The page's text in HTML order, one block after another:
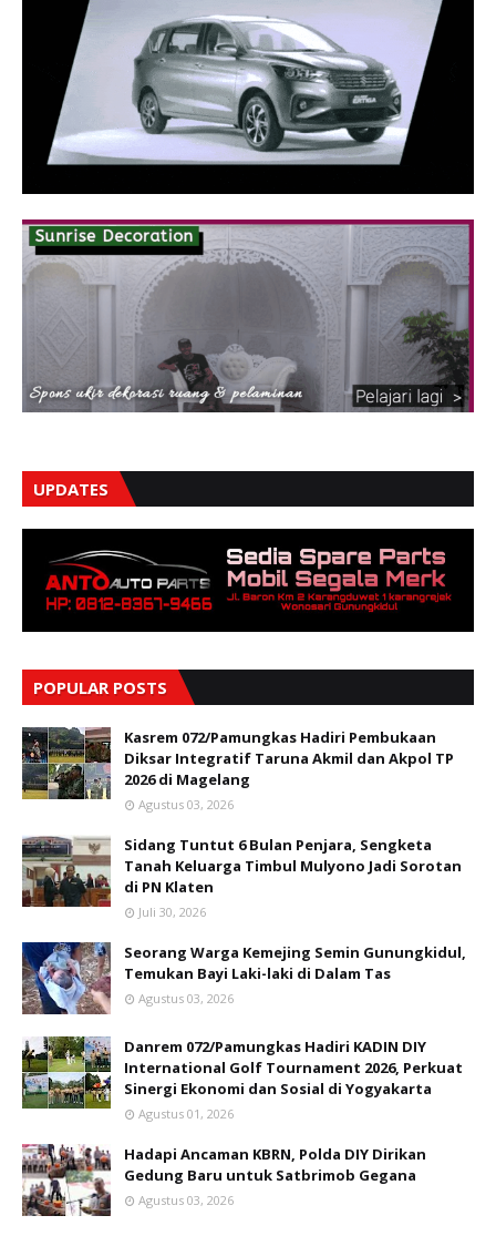
UPDATES
POPULAR POSTS
Kasrem 072/Pamungkas Hadiri Pembukaan
Diksar Integratif Taruna Akmil dan Akpol TP
2026 di Magelang
Agustus 03, 2026
Sidang Tuntut 6 Bulan Penjara, Sengketa
Tanah Keluarga Timbul Mulyono Jadi Sorotan
di PN Klaten
Juli 30, 2026
Seorang Warga Kemejing Semin Gunungkidul,
Temukan Bayi Laki-laki di Dalam Tas
Agustus 03, 2026
Danrem 072/Pamungkas Hadiri KADIN DIY
International Golf Tournament 2026, Perkuat
Sinergi Ekonomi dan Sosial di Yogyakarta
Agustus 01, 2026
Hadapi Ancaman KBRN, Polda DIY Dirikan
Gedung Baru untuk Satbrimob Gegana
Agustus 03, 2026